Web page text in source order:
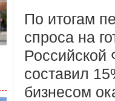
По итогам
спроса на
Российской
составил
бизнесом